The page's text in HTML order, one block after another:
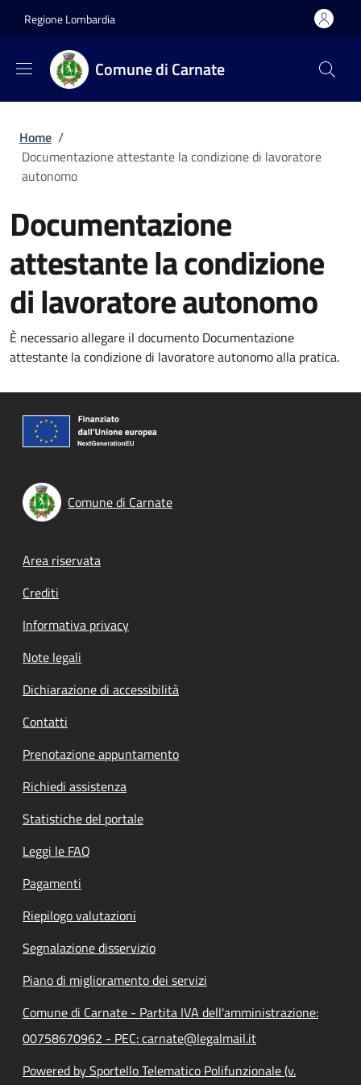
Regione Lombardia
Comune di Carnate
Briciole di pane
Home /
Documentazione attestante la condizione di lavoratore
autonomo
Documentazione
attestante la condizione
di lavoratore autonomo
È necessario allegare il documento Documentazione
attestante la condizione di lavoratore autonomo alla pratica.
Comune di Carnate
Footer menu
Area riservata
Crediti
Informativa privacy
Note legali
Dichiarazione di accessibilità
Contatti
Prenotazione appuntamento
Richiedi assistenza
Statistiche del portale
Leggi le FAQ
Pagamenti
Riepilogo valutazioni
Segnalazione disservizio
Piano di miglioramento dei servizi
Comune di Carnate - Partita IVA dell'amministrazione:
00758670962 - PEC: carnate@legalmail.it
Powered by Sportello Telematico Polifunzionale (v.